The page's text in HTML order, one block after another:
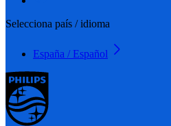
Selecciona país / idioma
España / Español